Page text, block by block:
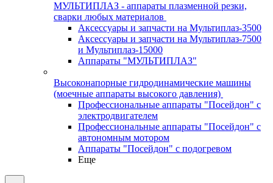
МУЛЬТИПЛАЗ - аппараты плазменной резки,
сварки любых материалов
Аксессуары и запчасти на Мультиплаз-3500
Аксессуары и запчасти на Мультиплаз-7500
и Мультиплаз-15000
Аппараты "МУЛЬТИПЛАЗ"
Высоконапорные гидродинамические машины
(моечные аппараты высокого давления)
Профессиональные аппараты "Посейдон" с
электродвигателем
Профессиональные аппараты "Посейдон" с
автономным мотором
Аппараты "Посейдон" с подогревом
Еще